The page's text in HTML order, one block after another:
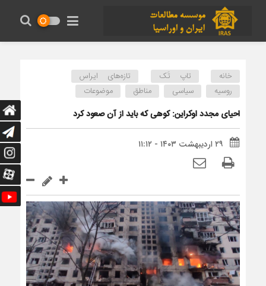
خانه تاپ تَک
تازه‌های ایراس
روسیه
سیاسی مناطق موضوعات
احیای مجدد اوکراین: کوهی که باید از آن صعود کرد
۲۹ اردیبهشت ۱۴۰۳ - ۱۱:۱۲